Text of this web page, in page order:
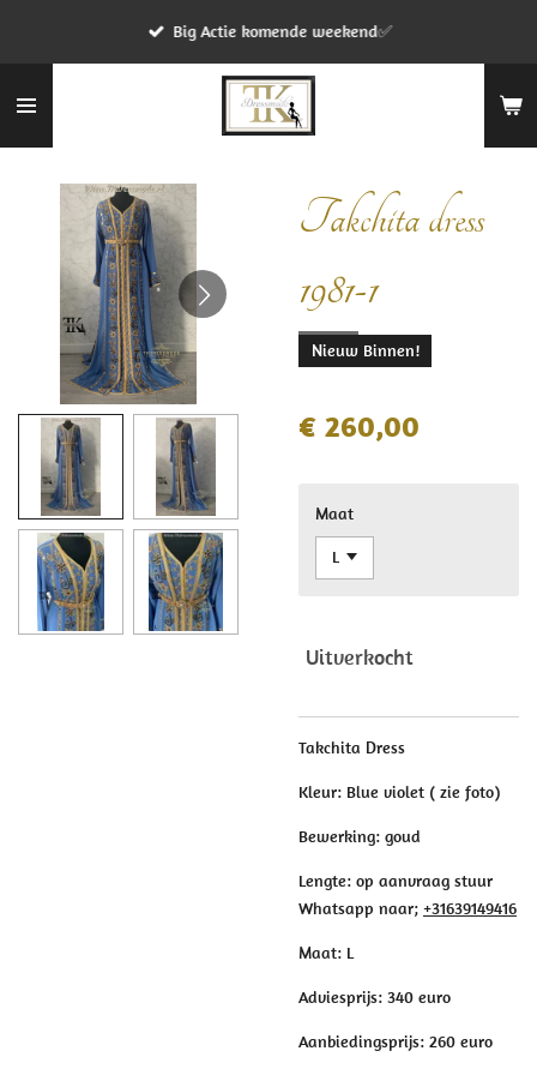
de
Big Actie komende weekend✅
Takchita dress
1981-1
Nieuw Binnen!
€ 260,00
Maat
Uitverkocht
Takchita Dress
Kleur: Blue violet ( zie foto)
Bewerking: goud
Lengte: op aanvraag stuur
Whatsapp naar; +31639149416
Maat: L
Adviesprijs: 340 euro
Aanbiedingsprijs: 260 euro